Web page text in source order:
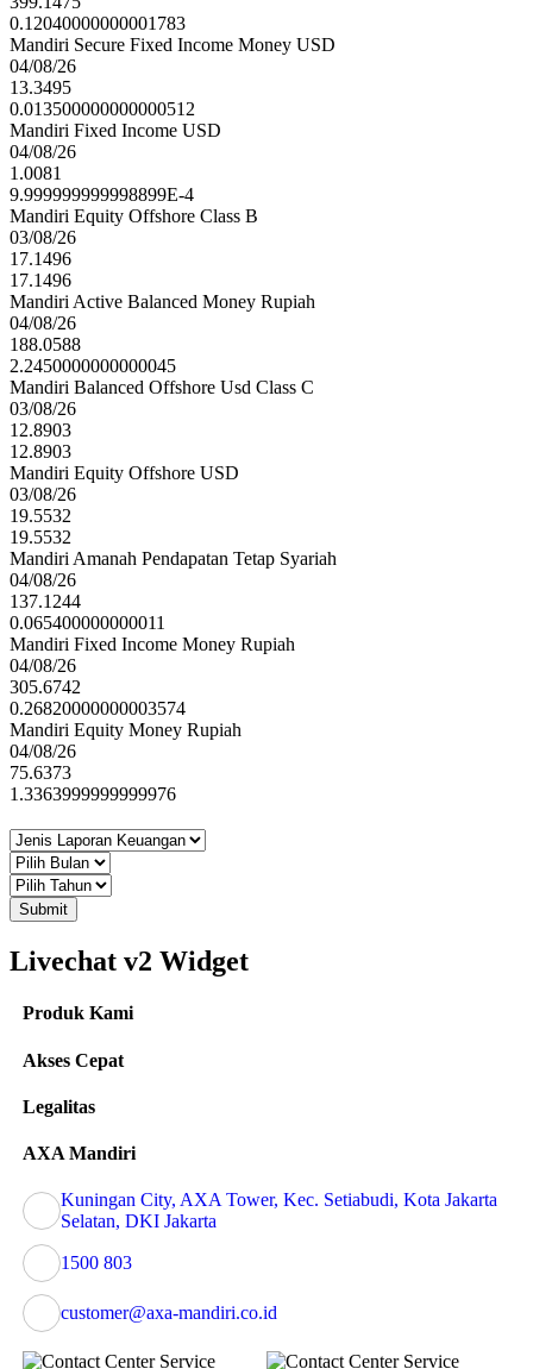
0.12040000000001783
Mandiri Secure Fixed Income Money USD
04/08/26
13.3495
0.013500000000000512
Mandiri Fixed Income USD
04/08/26
1.0081
9.999999999998899E-4
Mandiri Equity Offshore Class B
03/08/26
17.1496
17.1496
Mandiri Active Balanced Money Rupiah
04/08/26
188.0588
2.2450000000000045
Mandiri Balanced Offshore Usd Class C
03/08/26
12.8903
12.8903
Mandiri Equity Offshore USD
03/08/26
19.5532
19.5532
Mandiri Amanah Pendapatan Tetap Syariah
04/08/26
137.1244
0.065400000000011
Mandiri Fixed Income Money Rupiah
04/08/26
305.6742
0.26820000000003574
Mandiri Equity Money Rupiah
04/08/26
75.6373
1.3363999999999976
Submit
Livechat v2 Widget
Produk Kami
Akses Cepat
Legalitas
AXA Mandiri
Kuningan City, AXA Tower, Kec. Setiabudi, Kota Jakarta
Selatan, DKI Jakarta
1500 803
customer@axa-mandiri.co.id